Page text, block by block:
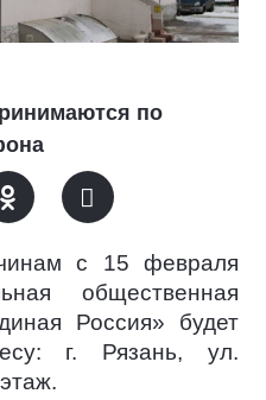
по
с 15 февраля
общественная
Россия» будет
г. Рязань, ул.